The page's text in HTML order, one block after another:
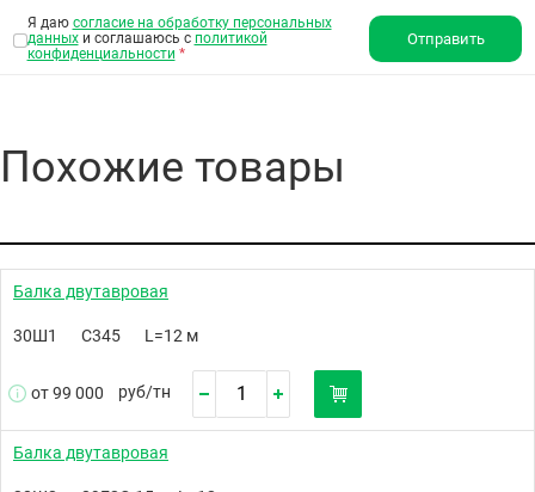
Я даю согласие на обработку персональных
данныхи соглашаюсь с политикой
конфиденциальности *
Отправить
Похожие товары
Балка двутавровая
30Ш1 С345 L=12 м
от 99 000 руб/тн
Балка двутавровая